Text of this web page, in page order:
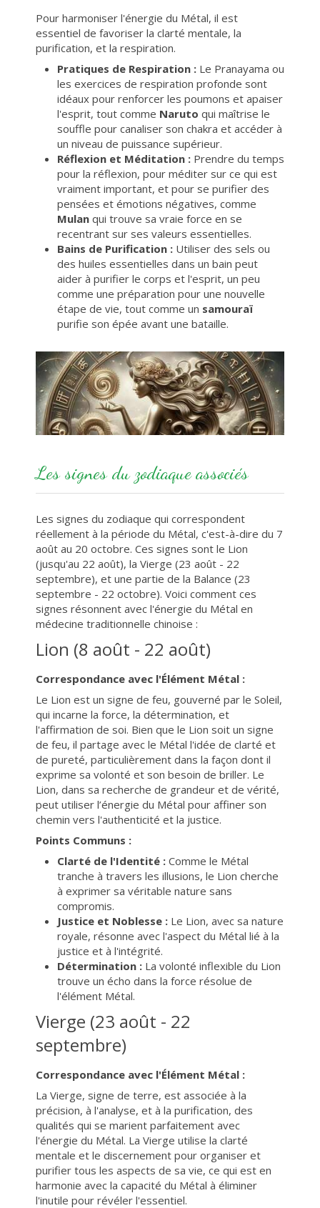
Pour harmoniser l'énergie du Métal, il est
essentiel de favoriser la clarté mentale, la
purification, et la respiration.
Pratiques de Respiration : Le Pranayama ou
les exercices de respiration profonde sont
idéaux pour renforcer les poumons et apaiser
l'esprit, tout comme Naruto qui maîtrise le
souffle pour canaliser son chakra et accéder à
un niveau de puissance supérieur.
Réflexion et Méditation : Prendre du temps
pour la réflexion, pour méditer sur ce qui est
vraiment important, et pour se purifier des
pensées et émotions négatives, comme
Mulan qui trouve sa vraie force en se
recentrant sur ses valeurs essentielles.
Bains de Purification : Utiliser des sels ou
des huiles essentielles dans un bain peut
aider à purifier le corps et l'esprit, un peu
comme une préparation pour une nouvelle
étape de vie, tout comme un samouraï
purifie son épée avant une bataille.
Les signes du zodiaque associés
Les signes du zodiaque qui correspondent
réellement à la période du Métal, c'est-à-dire du 7
août au 20 octobre. Ces signes sont le Lion
(jusqu'au 22 août), la Vierge (23 août - 22
septembre), et une partie de la Balance (23
septembre - 22 octobre). Voici comment ces
signes résonnent avec l'énergie du Métal en
médecine traditionnelle chinoise :
Lion (8 août - 22 août)
Correspondance avec l'Élément Métal :
Le Lion est un signe de feu, gouverné par le Soleil,
qui incarne la force, la détermination, et
l'affirmation de soi. Bien que le Lion soit un signe
de feu, il partage avec le Métal l'idée de clarté et
de pureté, particulièrement dans la façon dont il
exprime sa volonté et son besoin de briller. Le
Lion, dans sa recherche de grandeur et de vérité,
peut utiliser l’énergie du Métal pour affiner son
chemin vers l'authenticité et la justice.
Points Communs :
Clarté de l'Identité : Comme le Métal
tranche à travers les illusions, le Lion cherche
à exprimer sa véritable nature sans
compromis.
Justice et Noblesse : Le Lion, avec sa nature
royale, résonne avec l'aspect du Métal lié à la
justice et à l'intégrité.
Détermination : La volonté inflexible du Lion
trouve un écho dans la force résolue de
l'élément Métal.
Vierge (23 août - 22
septembre)
Correspondance avec l'Élément Métal :
La Vierge, signe de terre, est associée à la
précision, à l'analyse, et à la purification, des
qualités qui se marient parfaitement avec
l'énergie du Métal. La Vierge utilise la clarté
mentale et le discernement pour organiser et
purifier tous les aspects de sa vie, ce qui est en
harmonie avec la capacité du Métal à éliminer
l'inutile pour révéler l'essentiel.